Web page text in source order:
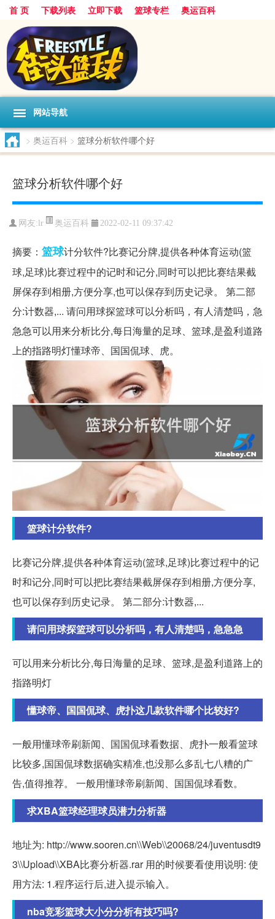
首 页 下载列表 立即下载 篮球专栏 奥运百科
网站导航
> 奥运百科 > 篮球分析软件哪个好
篮球分析软件哪个好
网友:lr 奥运百科 2022-02-11 09:37:42
摘要： 篮球计分软件?比赛记分牌,提供各种体育运动(篮
球,足球)比赛过程中的记时和记分,同时可以把比赛结果截
屏保存到相册,方便分享,也可以保存到历史记录。 第二部
分:计数器,... 请问用球探篮球可以分析吗，有人清楚吗，急
急急可以用来分析比分,每日海量的足球、篮球,是盈利道路
上的指路明灯懂球帝、国国侃球、虎。
篮球计分软件?
比赛记分牌,提供各种体育运动(篮球,足球)比赛过程中的记
时和记分,同时可以把比赛结果截屏保存到相册,方便分享,
也可以保存到历史记录。 第二部分:计数器,...
请问用球探篮球可以分析吗，有人清楚吗，急急急
可以用来分析比分,每日海量的足球、篮球,是盈利道路上的
指路明灯
懂球帝、国国侃球、虎扑这几款软件哪个比较好?
一般用懂球帝刷新闻、国国侃球看数据、虎扑一般看篮球
比较多,国国侃球数据确实精准,也没那么多乱七八糟的广
告,值得推荐。 一般用懂球帝刷新闻、国国侃球看数。
求XBA篮球经理球员潜力分析器
地址为: http://www.sooren.cn\\Web\\20068/24/juventusdt9
3\\Upload\\XBA比赛分析器.rar 用的时候要看使用说明: 使
用方法: 1.程序运行后,进入提示输入。
nba竞彩篮球大小分分析有技巧吗?